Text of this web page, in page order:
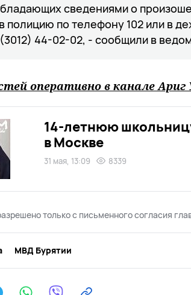
сведениями о
полицию по телефону 102 или в
44-02-02, - сообщили в
оперативно в канале Ариг
14-летнюю
в Москве
31 мая, 13:09 8339
только с письменного согласия
МВД Бурятии